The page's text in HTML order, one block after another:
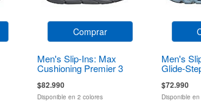
Comprar
Men's Slip-Ins: Max
Cushioning Premier 3
$82.990
Disponible en 2 colores
Men's
Glide-
$72.990
Disponible